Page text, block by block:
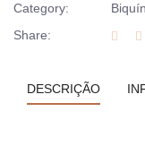
Category:
Share:
DESCRIÇÃO